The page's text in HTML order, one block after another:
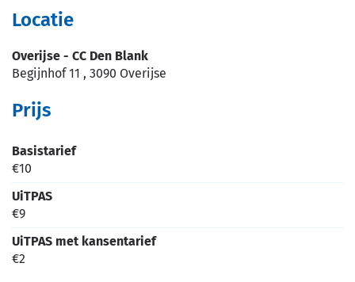
Locatie
Overijse - CC Den Blank
Begijnhof 11 , 3090 Overijse
Prijs
Basistarief
€10
UiTPAS
€9
UiTPAS met kansentarief
€2